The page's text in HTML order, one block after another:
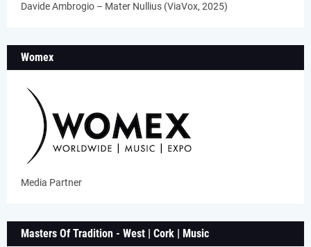
Davide Ambrogio – Mater Nullius (ViaVox, 2025)
Womex
Media Partner
Masters Of Tradition - West | Cork | Music